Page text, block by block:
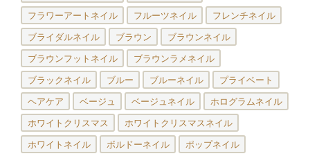
フラワーアートネイル フルーツネイル フレンチネイル
ブライダルネイル ブラウン ブラウンネイル
ブラウンフットネイル ブラウンラメネイル
ブラックネイル ブルー ブルーネイル プライベート
ヘアケア ベージュ ベージュネイル ホログラムネイル
ホワイトクリスマス ホワイトクリスマスネイル
ホワイトネイル ボルドーネイル ポップネイル